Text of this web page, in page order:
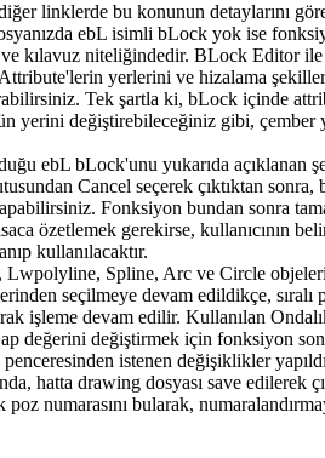
linklerde bu konunun detaylarını
ebL isimli bLock yok ise
kılavuz niteliğindedir. BLock Editor
yerlerini ve hizalama
Tek şartla ki, bLock içinde
yerini değiştirebileceğiniz gibi,
ebL bLock'unu yukarıda açıklanan
Cancel seçerek çıktıktan
Fonksiyon bundan sonra
özetlemek gerekirse, kullanıcının
kullanılacaktır.
Spline, Arc ve Circle
seçilmeye devam edildikçe, sıralı
işleme devam edilir. Kullanılan
değerini değiştirmek için fonksiyon
penceresinden istenen değişiklikler
hatta drawing dosyası save edilerek
numarasını bularak,